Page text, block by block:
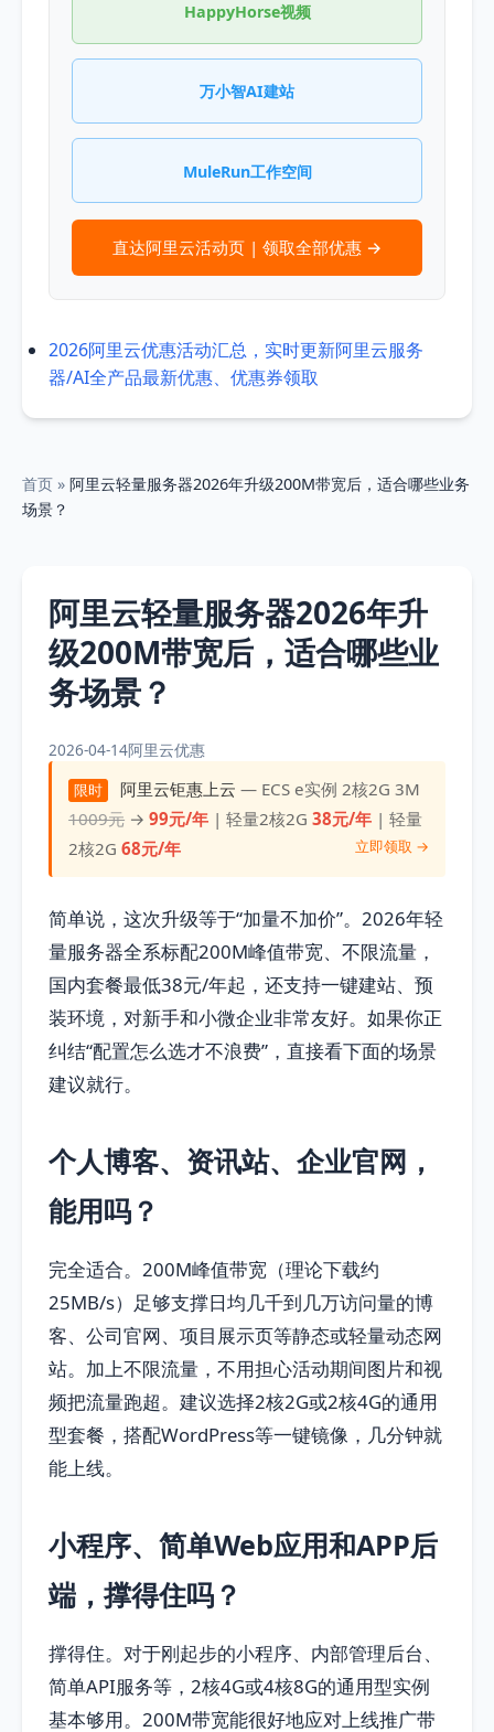
HappyHorse视频
万小智AI建站
MuleRun工作空间
直达阿里云活动页 | 领取全部优惠 →
2026阿里云优惠活动汇总，实时更新阿里云服务
器/AI全产品最新优惠、优惠券领取
首页 » 阿里云轻量服务器2026年升级200M带宽后，适合哪些业务
场景？
阿里云轻量服务器2026年升
级200M带宽后，适合哪些业
务场景？
2026-04-14阿里云优惠
限时 阿里云钜惠上云 — ECS e实例 2核2G 3M
1009元 →99元/年 | 轻量2核2G38元/年 | 轻量
2核2G68元/年 立即领取 →
简单说，这次升级等于“加量不加价”。2026年轻
量服务器全系标配200M峰值带宽、不限流量，
国内套餐最低38元/年起，还支持一键建站、预
装环境，对新手和小微企业非常友好。如果你正
纠结“配置怎么选才不浪费”，直接看下面的场景
建议就行。
个人博客、资讯站、企业官网，
能用吗？
完全适合。200M峰值带宽（理论下载约
25MB/s）足够支撑日均几千到几万访问量的博
客、公司官网、项目展示页等静态或轻量动态网
站。加上不限流量，不用担心活动期间图片和视
频把流量跑超。建议选择2核2G或2核4G的通用
型套餐，搭配WordPress等一键镜像，几分钟就
能上线。
小程序、简单Web应用和APP后
端，撑得住吗？
撑得住。对于刚起步的小程序、内部管理后台、
简单API服务等，2核4G或4核8G的通用型实例
基本够用。200M带宽能很好地应对上线推广带